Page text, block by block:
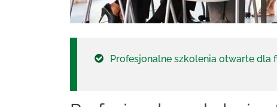
Profesjonalne szkolenia otwarte dla